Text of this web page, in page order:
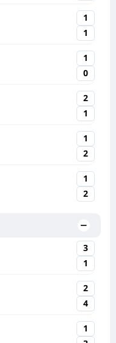
1
1
1
0
2
1
1
2
1
2
3
1
2
4
1